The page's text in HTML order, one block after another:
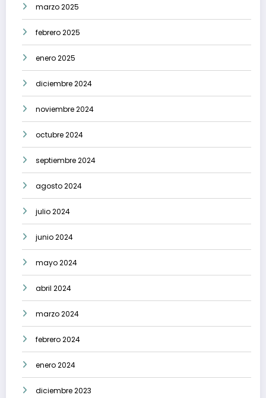
marzo 2025
febrero 2025
enero 2025
diciembre 2024
noviembre 2024
octubre 2024
septiembre 2024
agosto 2024
julio 2024
junio 2024
mayo 2024
abril 2024
marzo 2024
febrero 2024
enero 2024
diciembre 2023